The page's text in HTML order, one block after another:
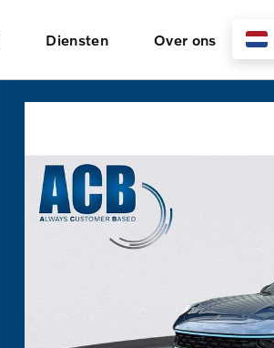
Diensten Over ons